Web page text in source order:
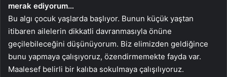
merak ediyorum…
Bu algı çocuk yaşlarda başlıyor. Bunun küçük yaştan
itibaren ailelerin dikkatli davranmasıyla önüne
geçilebileceğini düşünüyorum. Biz elimizden geldiğince
bunu yapmaya çalışıyoruz, özendirmemekte fayda var.
Maalesef belirli bir kalıba sokulmaya çalışılıyoruz.